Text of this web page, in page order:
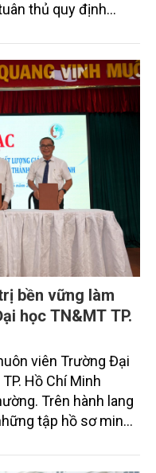
thủ quy định
và phát triển
bền vững làm
học TN&MT TP.
viên Trường Đại
Hồ Chí Minh
Trên hành lang
tập hồ sơ minh
đoàn chuyên gia